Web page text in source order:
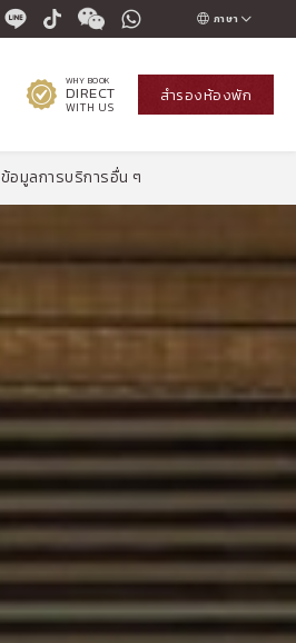
ภาษา
ภาษาไทย
WHY BOOK
DIRECT
WITH US
สำรองห้องพัก
ข้อมูลการบริการอื่น ๆ